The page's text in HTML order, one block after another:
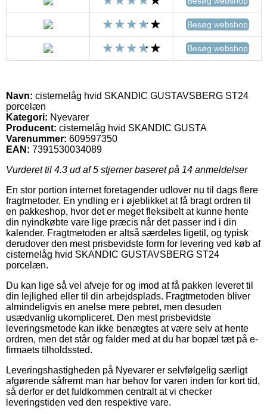
Besøg webshop
Besøg webshop
Navn: cisternelåg hvid SKANDIC GUSTAVSBERG ST24
porcelæn
Kategori: Nyevarer
Producent: cisternelåg hvid SKANDIC GUSTA
Varenummer: 609597350
EAN: 7391530034089
Vurderet til 4.3 ud af 5 stjerner baseret på 14 anmeldelser
En stor portion internet foretagender udlover nu til dags flere
fragtmetoder. En yndling er i øjeblikket at få bragt ordren til
en pakkeshop, hvor det er meget fleksibelt at kunne hente
din nyindkøbte vare lige præcis når det passer ind i din
kalender. Fragtmetoden er altså særdeles ligetil, og typisk
derudover den mest prisbevidste form for levering ved køb af
cisternelåg hvid SKANDIC GUSTAVSBERG ST24
porcelæn.
Du kan lige så vel afveje for og imod at få pakken leveret til
din lejlighed eller til din arbejdsplads. Fragtmetoden bliver
almindeligvis en anelse mere pebret, men desuden
usædvanlig ukompliceret. Den mest prisbevidste
leveringsmetode kan ikke benægtes at være selv at hente
ordren, men det står og falder med at du har bopæl tæt på e-
firmaets tilholdssted.
Leveringshastigheden på Nyevarer er selvfølgelig særligt
afgørende såfremt man har behov for varen inden for kort tid,
så derfor er det fuldkommen centralt at vi checker
leveringstiden ved den respektive vare.